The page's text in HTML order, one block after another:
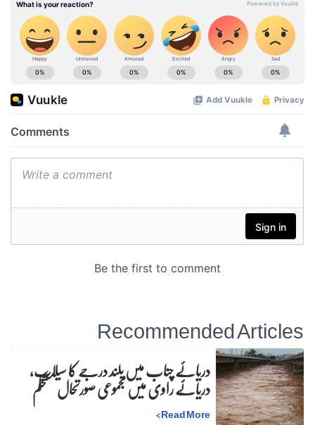
Recommended Articles
دریائے چناب میں بلند درجے کا سیلاب،
دریائے راوی میں مجموعی صورتحال مستحکم
Read More
>